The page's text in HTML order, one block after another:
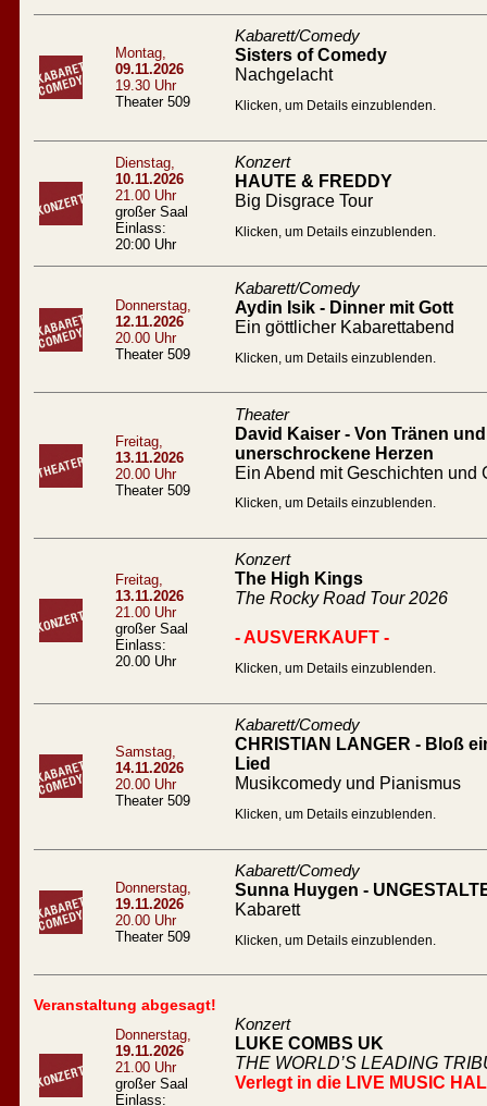
Montag,
09.11.2026
19.30 Uhr
Theater 509
Kabarett/Comedy
Sisters of Comedy
Nachgelacht
Klicken, um Details einzublenden.
Dienstag,
10.11.2026
21.00 Uhr
großer Saal
Einlass:
20:00 Uhr
Konzert
HAUTE & FREDDY
Big Disgrace Tour
Klicken, um Details einzublenden.
Donnerstag,
12.11.2026
20.00 Uhr
Theater 509
Kabarett/Comedy
Aydin Isik - Dinner mit Gott
Ein göttlicher Kabarettabend
Klicken, um Details einzublenden.
Freitag,
13.11.2026
20.00 Uhr
Theater 509
Theater
David Kaiser - Von Tränen
unerschrockene Herzen
Ein Abend mit Geschichten und
Klicken, um Details einzublenden.
Freitag,
13.11.2026
21.00 Uhr
großer Saal
Einlass:
20.00 Uhr
Konzert
The High Kings
The Rocky Road Tour 2026
- AUSVERKAUFT -
Klicken, um Details einzublenden.
Samstag,
14.11.2026
20.00 Uhr
Theater 509
Kabarett/Comedy
CHRISTIAN LANGER - Bloß
Lied
Musikcomedy und Pianismus
Klicken, um Details einzublenden.
Donnerstag,
19.11.2026
20.00 Uhr
Theater 509
Kabarett/Comedy
Sunna Huygen -
Kabarett
Klicken, um Details einzublenden.
Veranstaltung abgesagt!
Donnerstag,
19.11.2026
21.00 Uhr
großer Saal
Einlass:
Konzert
LUKE COMBS UK
THE WORLD’S LEADING
Verlegt in die LIVE MUSIC